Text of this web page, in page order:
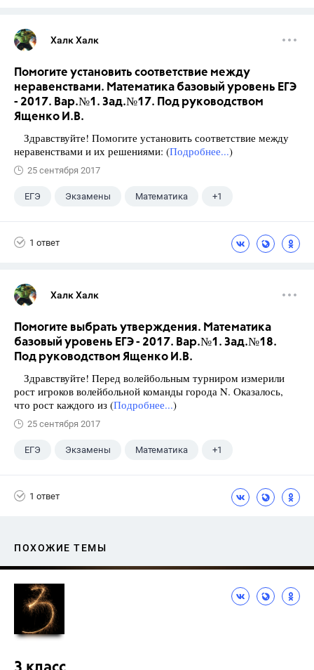
Халк Халк
Помогите установить соответствие между
неравенствами. Математика базовый уровень ЕГЭ
- 2017. Вар.№1. Зад.№17. Под руководством
Ященко И.В.
Здравствуйте! Помогите установить соответствие между
неравенствами и их решениями: (Подробнее...)
25 сентября 2017
ЕГЭ Экзамены Математика +1
1 ответ
Халк Халк
Помогите выбрать утверждения. Математика
базовый уровень ЕГЭ - 2017. Вар.№1. Зад.№18.
Под руководством Ященко И.В.
Здравствуйте! Перед волейбольным турниром измерили
рост игроков волейбольной команды города N. Оказалось,
что рост каждого из (Подробнее...)
25 сентября 2017
ЕГЭ Экзамены Математика +1
1 ответ
ПОХОЖИЕ ТЕМЫ